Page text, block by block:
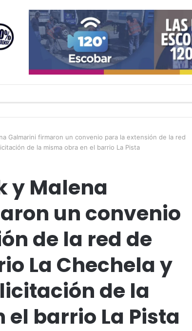
Galmarini firmaron un convenio para la extensión de la red
de la misma obra en el barrio La Pista
y Malena
un convenio
de la red de
La Chechela y
de la
barrio La Pista